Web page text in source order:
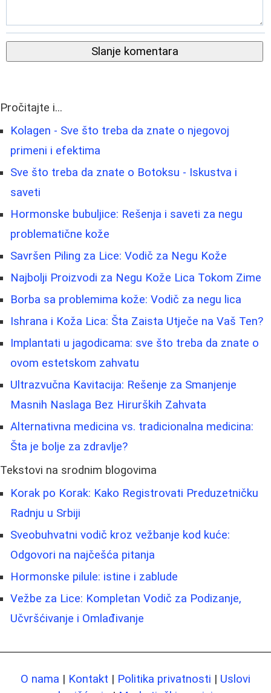
Slanje komentara
Pročitajte i...
Kolagen - Sve što treba da znate o njegovoj
primeni i efektima
Sve što treba da znate o Botoksu - Iskustva i
saveti
Hormonske bubuljice: Rešenja i saveti za negu
problematične kože
Savršen Piling za Lice: Vodič za Negu Kože
Najbolji Proizvodi za Negu Kože Lica Tokom Zime
Borba sa problemima kože: Vodič za negu lica
Ishrana i Koža Lica: Šta Zaista Utječe na Vaš Ten?
Implantati u jagodicama: sve što treba da znate o
ovom estetskom zahvatu
Ultrazvučna Kavitacija: Rešenje za Smanjenje
Masnih Naslaga Bez Hirurških Zahvata
Alternativna medicina vs. tradicionalna medicina:
Šta je bolje za zdravlje?
Tekstovi na srodnim blogovima
Korak po Korak: Kako Registrovati Preduzetničku
Radnju u Srbiji
Sveobuhvatni vodič kroz vežbanje kod kuće:
Odgovori na najčešća pitanja
Hormonske pilule: istine i zablude
Vežbe za Lice: Kompletan Vodič za Podizanje,
Učvršćivanje i Omlađivanje
O nama | Kontakt | Politika privatnosti | Uslovi